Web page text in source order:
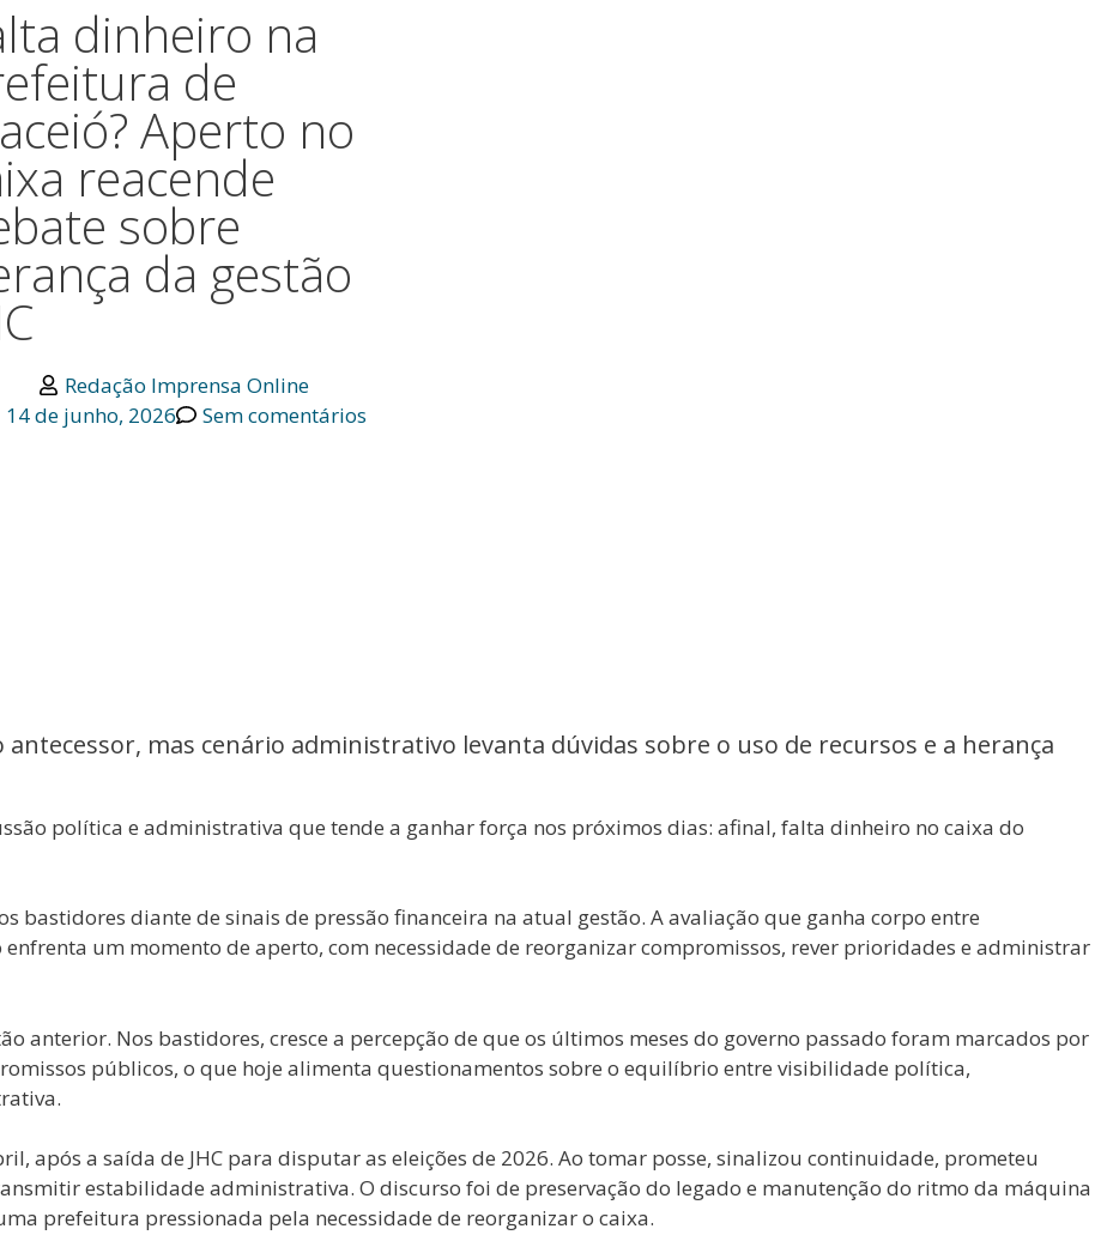
dinheiro na
de
Aperto no
reacende
sobre
da gestão
Redação Imprensa Online
14 de junho, 2026
Sem comentários
mas cenário administrativo levanta dúvidas sobre o uso de recursos e a herança
política e administrativa que tende a ganhar força nos próximos dias: afinal, falta dinheiro no caixa do
bastidores diante de sinais de pressão financeira na atual gestão. A avaliação que ganha corpo entre
um momento de aperto, com necessidade de reorganizar compromissos, rever prioridades e administrar
anterior. Nos bastidores, cresce a percepção de que os últimos meses do governo passado foram marcados por
públicos, o que hoje alimenta questionamentos sobre o equilíbrio entre visibilidade política,
após a saída de JHC para disputar as eleições de 2026. Ao tomar posse, sinalizou continuidade, prometeu
estabilidade administrativa. O discurso foi de preservação do legado e manutenção do ritmo da máquina
prefeitura pressionada pela necessidade de reorganizar o caixa.